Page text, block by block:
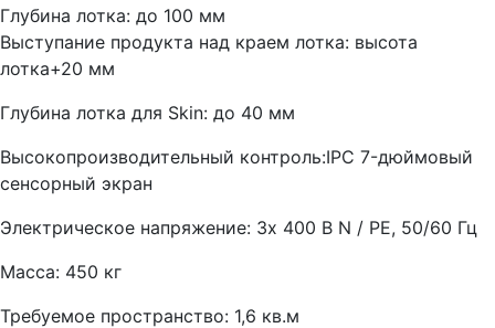
Глубина лотка: до 100 мм
Выступание продукта над краем лотка: высота
лотка+20 мм
Глубина лотка для Skin: до 40 мм
Высокопроизводительный контроль:IPC 7-дюймовый
сенсорный экран
Электрическое напряжение: 3x 400 В N / PE, 50/60 Гц
Масса: 450 кг
Требуемое пространство: 1,6 кв.м